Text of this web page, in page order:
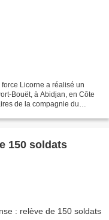
Licorne a réalisé un
Bouët, à Abidjan, en Côte
de la compagnie du
150 soldats